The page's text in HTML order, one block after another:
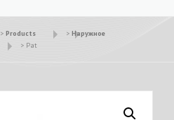
> Products > Наружное
> Pat